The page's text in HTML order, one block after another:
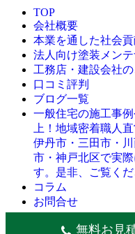
TOP
会社概要
本業を通した社会貢
法人向け塗装メン
工務店・建設会社
口コミ評判
ブログ一覧
一般住宅の施工事例
上！地域密着職人
伊丹市・三田市・
市・神戸北区で実
す。是非、ご覧くだ
コラム
お問合せ
© 創業昭和45年・感動の
無料お見